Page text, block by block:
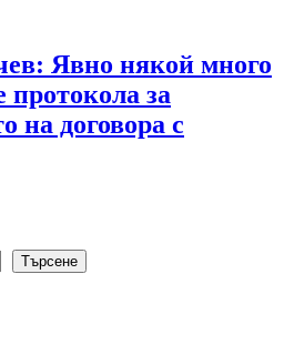
Явно някой много
протокола за
на договора с
Търсене